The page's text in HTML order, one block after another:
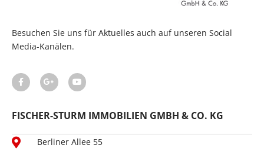
Besuchen Sie uns für Aktuelles auch auf unseren Social
Media-Kanälen.
FISCHER-STURM IMMOBILIEN GMBH & CO. KG
Berliner Allee 55